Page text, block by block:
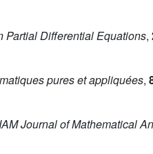
Partial Differential Equations,
pures et appliquées,
Journal of Mathematical